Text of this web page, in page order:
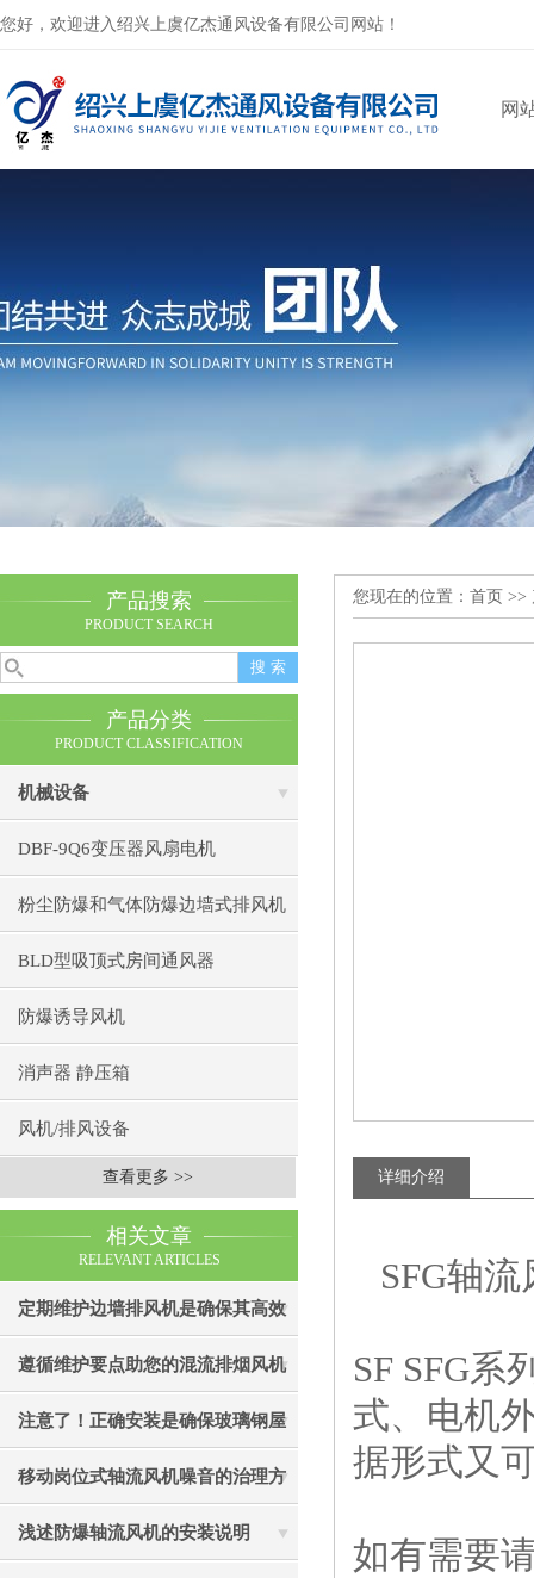
您好，欢迎进入绍兴上虞亿杰通风设备有限公司网站！
网
产品搜索
PRODUCT SEARCH
产品分类
PRODUCT CLASSIFICATION
机械设备
DBF-9Q6变压器风扇电机
粉尘防爆和气体防爆边墙式排风机
BLD型吸顶式房间通风器
防爆诱导风机
消声器 静压箱
风机/排风设备
查看更多 >>
相关文章
RELEVANT ARTICLES
定期维护边墙排风机是确保其高效
通风效果的关键
遵循维护要点助您的混流排烟风机
成为真正“风中卫士”
注意了！正确安装是确保玻璃钢屋
顶风机有效性的关键
移动岗位式轴流风机噪音的治理方
法介绍
浅述防爆轴流风机的安装说明
您现在的位置： 首页 >>
详细介绍
SFG轴
SF SFG系
式、电机
据形式又
如有需要